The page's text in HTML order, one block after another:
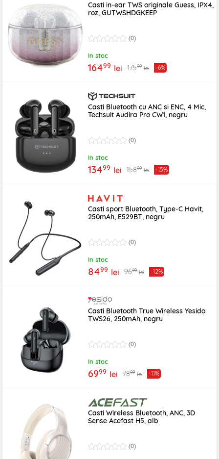
Casti in-ear TWS originale Guess, IPX4,
roz, GUTWSHDGKEEP
(0)
In stoc
16499 lei 17599 lei -6%
Casti Bluetooth cu ANC si ENC, 4 Mic,
Techsuit Audira Pro CW1, negru
(0)
In stoc
13499 lei 15899 lei -15%
Casti sport Bluetooth, Type-C Havit,
250mAh, E529BT, negru
(0)
In stoc
8499 lei 9699 lei -12%
Casti Bluetooth True Wireless Yesido
TWS26, 250mAh, negru
(0)
In stoc
6999 lei 7899 lei -11%
Casti Wireless Bluetooth, ANC, 3D
Sense Acefast H5, alb
(0)